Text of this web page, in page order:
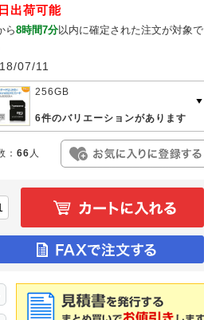
出荷可能
ら8時間7分以内に確定された注文が対象で
07/11
256GB
6件のバリエーションがあります
： 66 人